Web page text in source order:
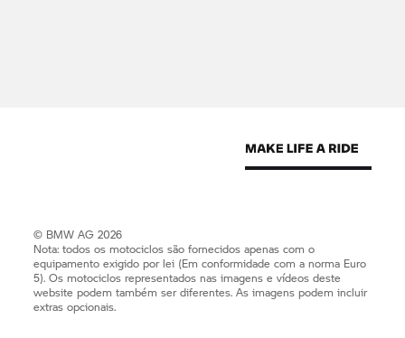
© BMW AG 2026
Nota: todos os motociclos são fornecidos apenas com o
equipamento exigido por lei (Em conformidade com a norma Euro
5). Os motociclos representados nas imagens e vídeos deste
website podem também ser diferentes. As imagens podem incluir
extras opcionais.